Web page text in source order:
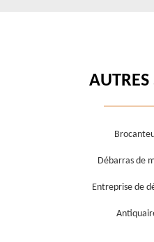
AUTRES
Débarras de
Entreprise de